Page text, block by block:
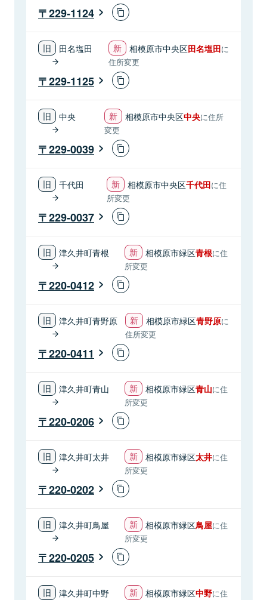
229-1124
田名塩田 相模原市中央区田名塩田に
住所変更
229-1125
中央 相模原市中央区中央に住所
変更
229-0039
千代田 相模原市中央区千代田に住
所変更
229-0037
津久井町青根 相模原市緑区青根に住
所変更
220-0412
津久井町青野原 相模原市緑区青野原に
住所変更
220-0411
津久井町青山 相模原市緑区青山に住
所変更
220-0206
津久井町太井 相模原市緑区太井に住
所変更
220-0202
津久井町鳥屋 相模原市緑区鳥屋に住
所変更
220-0205
津久井町中野 相模原市緑区中野に住